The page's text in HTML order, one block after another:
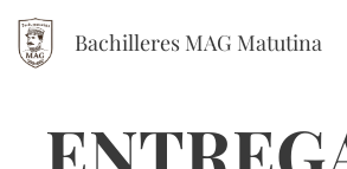
Bachilleres MAG Matutina